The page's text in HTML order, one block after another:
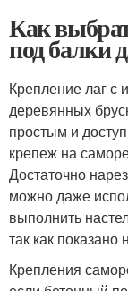
Как
под балки
Крепление лаг с
деревянных
простым и
крепеж на
Достаточно
можно даже
выполнить
так как показано
Крепления